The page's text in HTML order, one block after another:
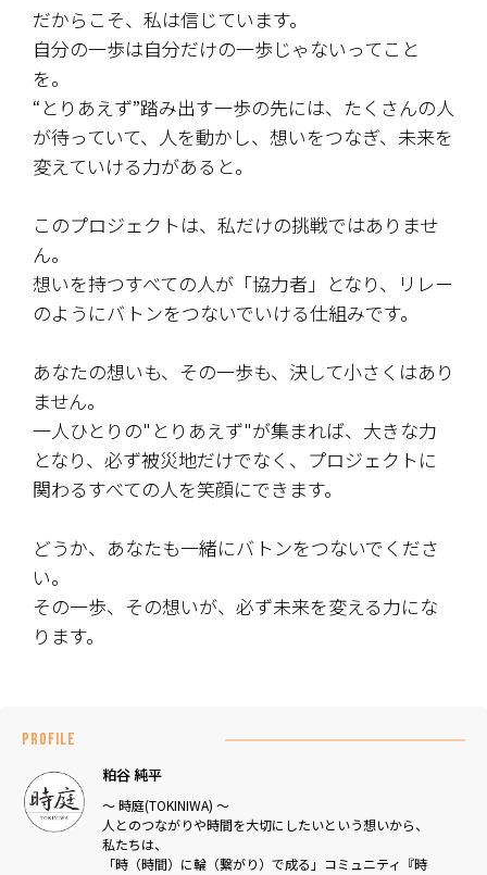
だからこそ、私は信じています。
自分の一歩は自分だけの一歩じゃないってこと
を。
“とりあえず”踏み出す一歩の先には、たくさんの人
が待っていて、人を動かし、想いをつなぎ、未来を
変えていける力があると。
このプロジェクトは、私だけの挑戦ではありませ
ん。
想いを持つすべての人が「協力者」となり、リレー
のようにバトンをつないでいける仕組みです。
あなたの想いも、その一歩も、決して小さくはあり
ません。
一人ひとりの"とりあえず"が集まれば、大きな力
となり、必ず被災地だけでなく、プロジェクトに
関わるすべての人を笑顔にできます。
どうか、あなたも一緒にバトンをつないでくださ
い。
その一歩、その想いが、必ず未来を変える力にな
ります。
PROFILE
粕谷 純平
～ 時庭(TOKINIWA) ～
人とのつながりや時間を大切にしたいという想いから、
私たちは、
「時（時間）に輪（繋がり）で成る」コミュニティ『時